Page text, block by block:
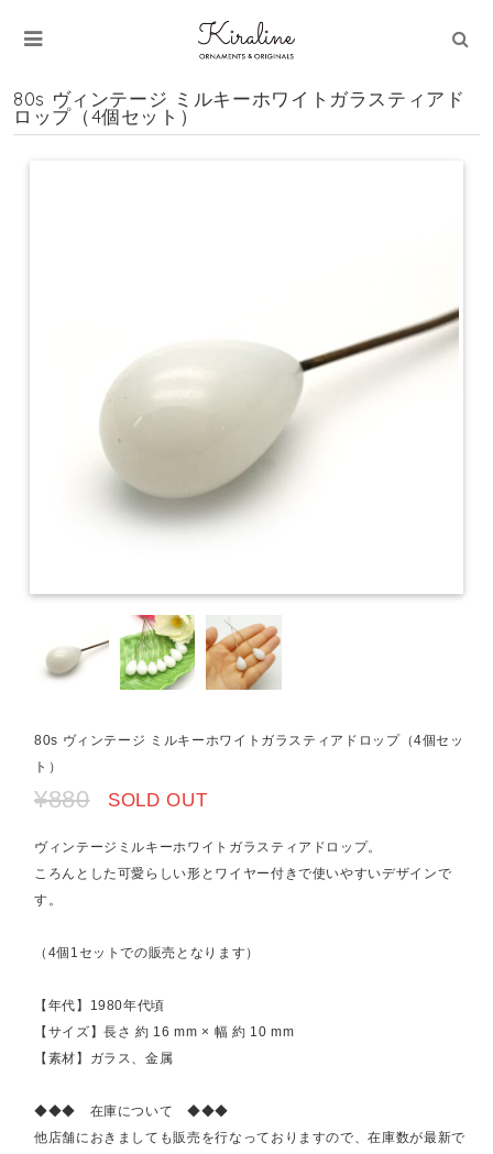
80s ヴィンテージ ミルキーホワイトガラスティアド
ロップ（4個セット）
80s ヴィンテージ ミルキーホワイトガラスティアドロップ（4個セッ
ト）
¥880 SOLD OUT
ヴィンテージミルキーホワイトガラスティアドロップ。
ころんとした可愛らしい形とワイヤー付きで使いやすいデザインで
す。
（4個1セットでの販売となります）
【年代】1980年代頃
【サイズ】長さ 約 16 mm × 幅 約 10 mm
【素材】ガラス、金属
◆◆◆ 在庫について ◆◆◆
他店舗におきましても販売を行なっておりますので、在庫数が最新で